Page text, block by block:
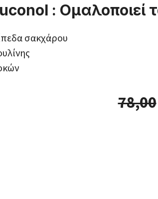
: Ομαλοποιεί
σακχάρου
78,00